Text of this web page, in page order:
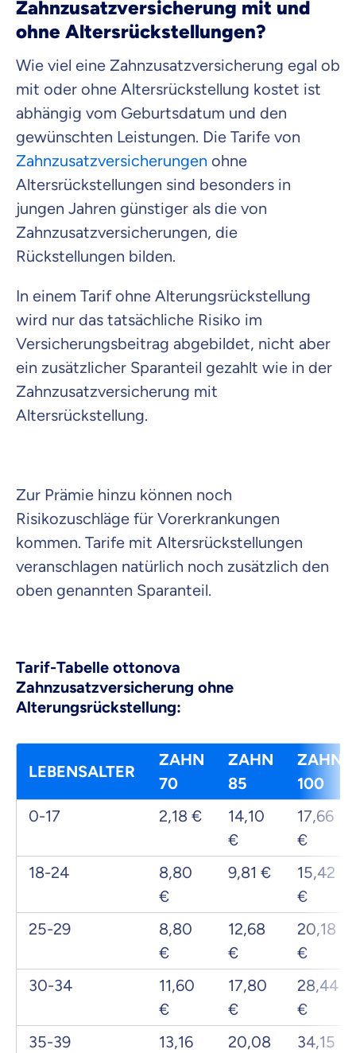
Zahnzusatzversicherung mit und
ohne Altersrückstellungen?
Wie viel eine Zahnzusatzversicherung egal ob
mit oder ohne Altersrückstellung kostet ist
abhängig vom Geburtsdatum und den
gewünschten Leistungen. Die Tarife von
Zahnzusatzversicherungen ohne
Altersrückstellungen sind besonders in
jungen Jahren günstiger als die von
Zahnzusatzversicherungen, die
Rückstellungen bilden.
In einem Tarif ohne Alterungsrückstellung
wird nur das tatsächliche Risiko im
Versicherungsbeitrag abgebildet, nicht aber
ein zusätzlicher Sparanteil gezahlt wie in der
Zahnzusatzversicherung mit
Altersrückstellung.
Zur Prämie hinzu können noch
Risikozuschläge für Vorerkrankungen
kommen. Tarife mit Altersrückstellungen
veranschlagen natürlich noch zusätzlich den
oben genannten Sparanteil.
Tarif-Tabelle ottonova
Zahnzusatzversicherung ohne
Alterungsrückstellung:
LEBENSALTER
ZAHN
70
ZAHN
85
ZAHN
100
0-17
2,18 €
14,10
€
17,66
€
18-24
8,80
€
9,81 €
15,42
€
25-29
8,80
€
12,68
€
20,18
€
30-34
11,60
€
17,80
€
28,44
€
35-39
13,16
20,08
34,15